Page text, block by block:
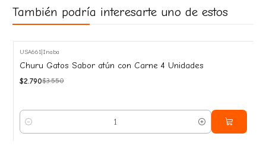
También podría interesarte uno de estos
-21%
OFF
USA661| Inaba
Churu Gatos Sabor atún con Carne 4 Unidades
$2.790$3.550
Cantidad